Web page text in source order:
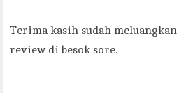
Terima kasih sudah
review di besok sore.